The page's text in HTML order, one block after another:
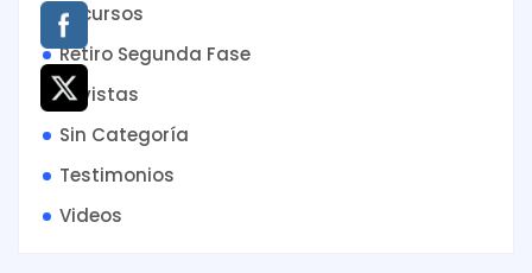
Recursos
Retiro Segunda Fase
Revistas
Sin Categoría
Testimonios
Videos